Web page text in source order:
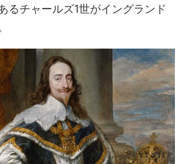
るチャールズ1世がイングランド